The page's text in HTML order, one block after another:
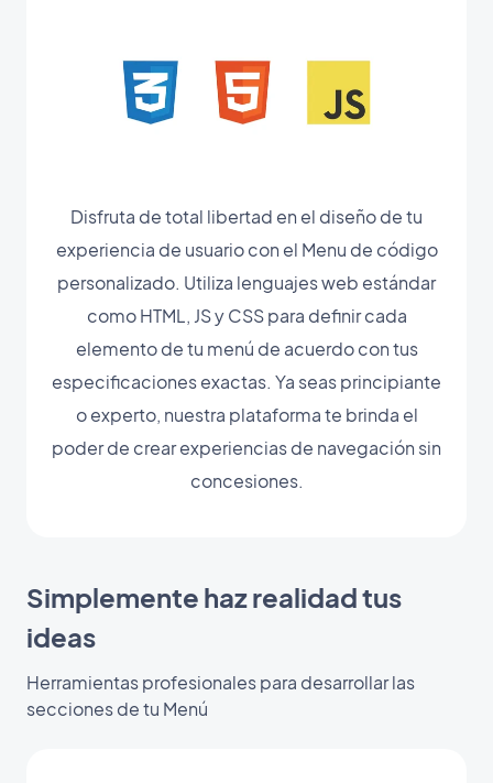
Disfruta de total libertad en el diseño de tu
experiencia de usuario con el Menu de código
personalizado. Utiliza lenguajes web estándar
como HTML, JS y CSS para definir cada
elemento de tu menú de acuerdo con tus
especificaciones exactas. Ya seas principiante
o experto, nuestra plataforma te brinda el
poder de crear experiencias de navegación sin
concesiones.
Simplemente haz realidad tus
ideas
Herramientas profesionales para desarrollar las
secciones de tu Menú